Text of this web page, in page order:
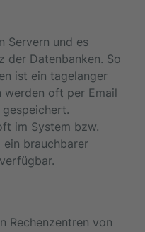
Servern und es
der Datenbanken. So
ist ein tagelanger
werden oft per Email
im System bzw.
ein brauchbarer
Rechenzentren von